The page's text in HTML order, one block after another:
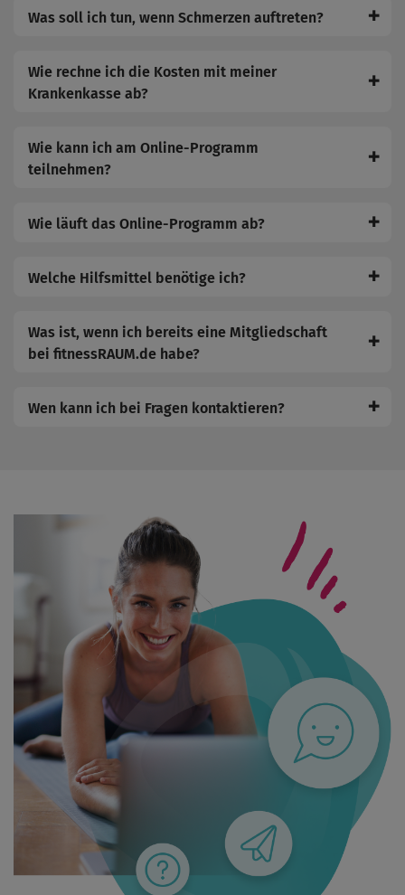
Was soll ich tun, wenn Schmerzen auftreten? ✚
Wie rechne ich die Kosten mit meiner
Krankenkasse ab?
✚
Wie kann ich am Online-Programm
teilnehmen?
✚
Wie läuft das Online-Programm ab? ✚
Welche Hilfsmittel benötige ich? ✚
Was ist, wenn ich bereits eine Mitgliedschaft
bei fitnessRAUM.de habe?
✚
Wen kann ich bei Fragen kontaktieren? ✚